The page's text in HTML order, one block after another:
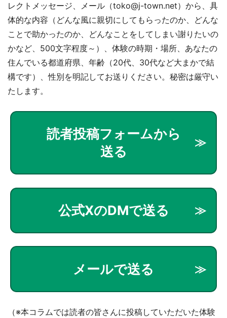
レクトメッセージ、メール（toko@j-town.net）から、具
体的な内容（どんな風に親切にしてもらったのか、どんな
ことで助かったのか、どんなことをしてしまい謝りたいの
かなど、500文字程度～）、体験の時期・場所、あなたの
住んでいる都道府県、年齢（20代、30代など大まかで結
構です）、性別を明記してお送りください。秘密は厳守い
たします。
読者投稿フォームから
送る
公式XのDMで送る
メールで送る
（※本コラムでは読者の皆さんに投稿していただいた体験